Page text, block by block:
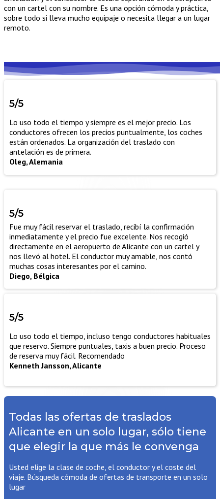
con un cartel con su nombre. Es una opción cómoda y práctica,
sobre todo si lleva mucho equipaje o necesita llegar a un lugar
remoto.
5/5
Lo uso todo el tiempo y siempre es el mejor precio. Los
conductores ofrecen los precios puntualmente, los coches
están ordenados. La organización del traslado con
antelación es de primera.
Oleg, Alemania
5/5
Fue muy fácil reservar el traslado, recibí la confirmación
inmediatamente y el precio fue excelente. Nos recogió
directamente en el aeropuerto de Alicante con un cartel y
nos llevó al hotel. El conductor muy amable, nos contó
muchas cosas interesantes por el camino.
Diego, Bélgica
5/5
Lo uso todo el tiempo, incluso tengo conductores habituales
que reservo. Siempre puntuales, taxis a buen precio. Proceso
de reserva muy fácil. Recomendado
Kenneth Jansson, Alicante
Todas las ofertas de traslados
Alicante en un solo lugar, sólo tiene
que elegir la que más le convenga
Usted elige la clase de coche, el conductor y el coste del
viaje. Búsqueda cómoda de ofertas de transporte en un solo
lugar